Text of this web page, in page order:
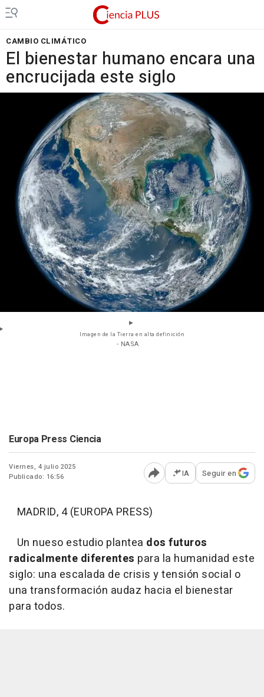
CAMBIO CLIMÁTICO
El bienestar humano encara una
encrucijada este siglo
Imagen de la Tierra en alta definición
- NASA
Europa Press Ciencia
Viernes, 4 julio 2025
Publicado: 16:56
Abrir opciones para
IA Seguir en
MADRID, 4 (EUROPA PRESS)
Un nueso estudio plantea dos futuros
radicalmente diferentes para la humanidad este
siglo: una escalada de crisis y tensión social o
una transformación audaz hacia el bienestar
para todos.